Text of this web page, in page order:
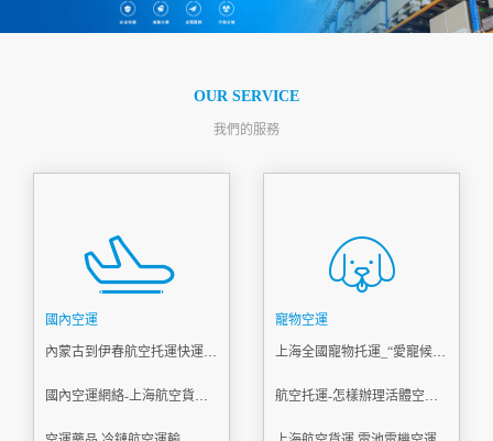
OUR SERVICE
我們的服務
國內空運
內蒙古到伊春航空托運快運-[機場運輸]
國內空運網絡-上海航空貨運服務商
寵物空運
上海全國寵物托運_“愛寵候機廳”_上門接送寵物
航空托運-怎樣辦理活體空運？